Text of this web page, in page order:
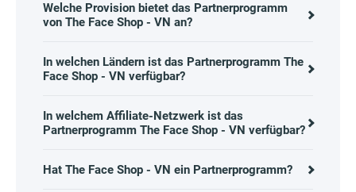
Welche Provision bietet das Partnerprogramm
von The Face Shop - VN an?
In welchen Ländern ist das Partnerprogramm The
Face Shop - VN verfügbar?
In welchem Affiliate-Netzwerk ist das
Partnerprogramm The Face Shop - VN verfügbar?
Hat The Face Shop - VN ein Partnerprogramm?